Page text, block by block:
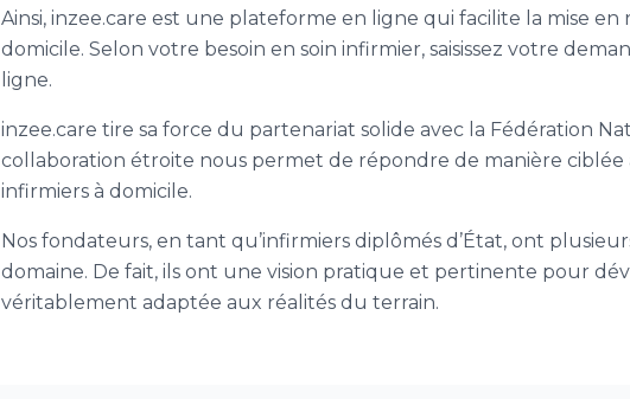
Ainsi, inzee.care est une plateforme en ligne qui facilite la mise
domicile. Selon votre besoin en soin infirmier, saisissez votre
ligne.
inzee.care tire sa force du partenariat solide avec la Fédération
collaboration étroite nous permet de répondre de manière ciblée
infirmiers à domicile.
Nos fondateurs, en tant qu’infirmiers diplômés d’État, ont
domaine. De fait, ils ont une vision pratique et pertinente pour
véritablement adaptée aux réalités du terrain.